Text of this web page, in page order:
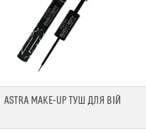
ASTRA MAKE-UP ТУШ ДЛЯ ВІЙ